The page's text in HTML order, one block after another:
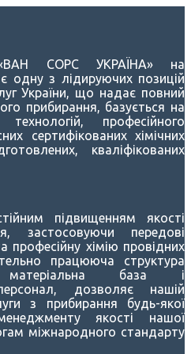
«ВАН СОРС УКРАЇНА» на
одну з лідируючих позицій
України, що надає повний
прибирання, базується на
технологій, професійного
сертифікованих хімічних
кваліфікованих
підвищенням якості
застосовуючи передові
професійну хімію провідних
працююча структура
матеріальна база і
персонал, дозволяє нашій
з прибирання будь-якої
якості нашої
міжнародного стандарту